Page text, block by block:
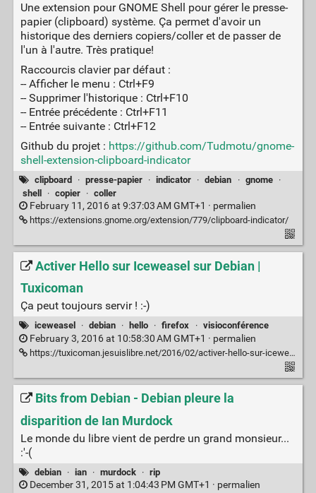
Une extension pour GNOME Shell pour gérer le presse-
papier (clipboard) système. Ça permet d'avoir un
historique des derniers copiers/coller et de passer de
l'un à l'autre. Très pratique!
Raccourcis clavier par défaut :
-- Afficher le menu : Ctrl+F9
-- Supprimer l'historique : Ctrl+F10
-- Entrée précédente : Ctrl+F11
-- Entrée suivante : Ctrl+F12
Github du projet : https://github.com/Tudmotu/gnome-
shell-extension-clipboard-indicator
clipboard · presse-papier · indicator · debian · gnome
·
shell
· copier · coller
February 11, 2016 at 9:37:03 AM GMT+1 · permalien
https://extensions.gnome.org/extension/779/clipboard-indicator/
Activer Hello sur Iceweasel sur Debian |
Tuxicoman
Ça peut toujours servir ! :-)
iceweasel · debian · hello · firefox · visioconférence
February 3, 2016 at 10:58:30 AM GMT+1 · permalien
https://tuxicoman.jesuislibre.net/2016/02/activer-hello-sur-iceweasel-sur-debian.html
Bits from Debian - Debian pleure la
disparition de Ian Murdock
Le monde du libre vient de perdre un grand monsieur...
:'-(
debian · ian · murdock · rip
December 31, 2015 at 1:04:43 PM GMT+1 · permalien